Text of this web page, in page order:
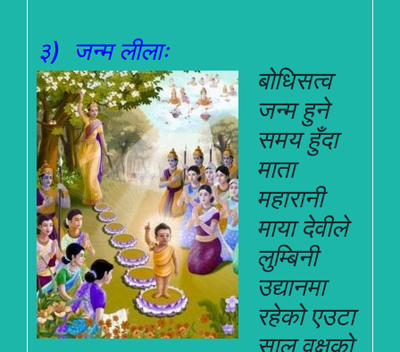
३) जन्म लीलाः
बोधिसत्व
जन्म हुने
समय हुँदा
माता
महारानी
माया देवीले
लुम्बिनी
उद्यानमा
रहेको एउटा
साल वृक्षको